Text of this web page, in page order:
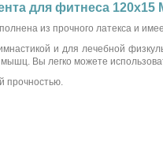
для фитнеса
из прочного латекса и
и для лечебной
Вы легко можете
прочностью.